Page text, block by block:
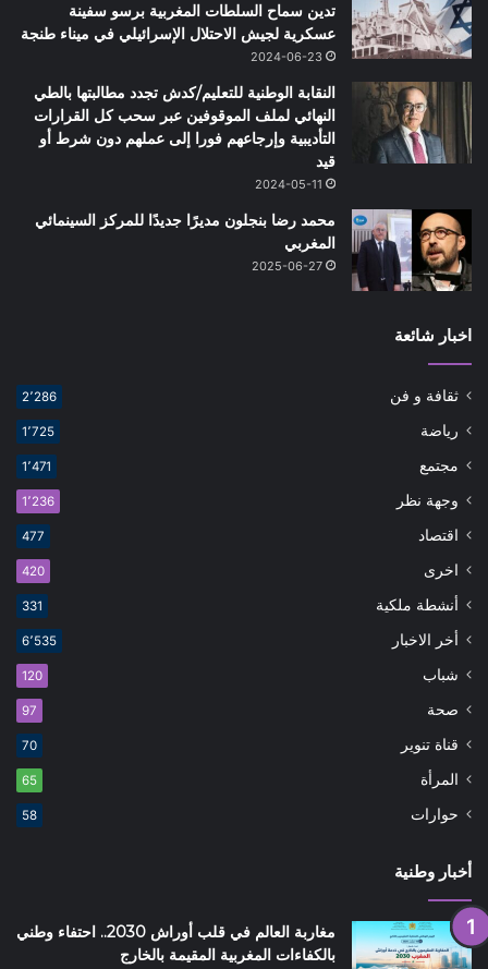
تدين سماح السلطات المغربية برسو سفينة
عسكرية لجيش الاحتلال الإسرائيلي في ميناء طنجة
2024-06-23
النقابة الوطنية للتعليم/كدش تجدد مطالبتها بالطي
النهائي لملف الموقوفين عبر سحب كل القرارات
التأديبية وإرجاعهم فورا إلى عملهم دون شرط أو
قيد
2024-05-11
محمد رضا بنجلون مديرًا جديدًا للمركز السينمائي
المغربي
2025-06-27
اخبار شائعة
ثقافة و فن 2٬286
رياضة 1٬725
مجتمع 1٬471
وجهة نظر 1٬236
اقتصاد 477
اخرى 420
أنشطة ملكية 331
أخر الاخبار 6٬535
شباب 120
صحة 97
قناة تنوير 70
المرأة 65
حوارات 58
أخبار وطنية
مغاربة العالم في قلب أوراش 2030.. احتفاء وطني
بالكفاءات المغربية المقيمة بالخارج